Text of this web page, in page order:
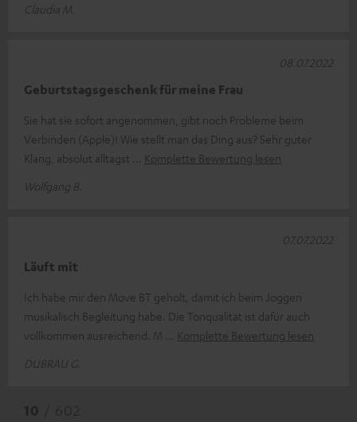
Claudia M.
Geburtstagsgeschenk für meine Frau
Sie hat sie sofort angenommen, gibt noch Probleme beim
Verbinden (Apple)! Wie stellt man das Ding aus? Sehr guter
Klang, absolut alltagst
Komplette Bewertung lesen
Wolfgang B.
08.07.2022
Läuft mit
Ich habe mir den Move BT geholt, damit ich beim Joggen
musikalisch Begleitung habe. Die Tonqualität ist dafür auch
vollkommen ausreichend. M
Komplette Bewertung lesen
DUBRAU G.
07.07.2022